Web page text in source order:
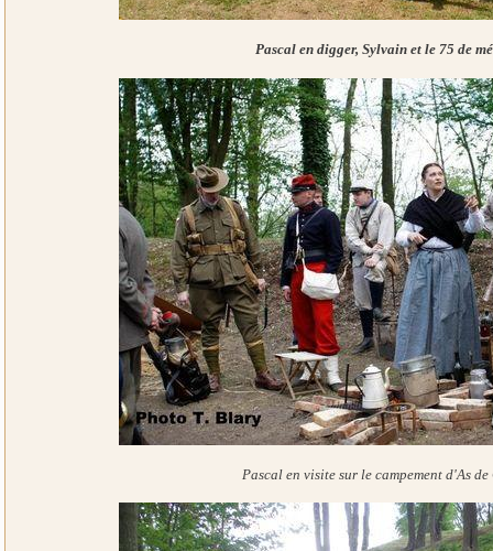
Pascal en digger, Sylvain et le 75 de
Pascal en visite sur le campement d'As